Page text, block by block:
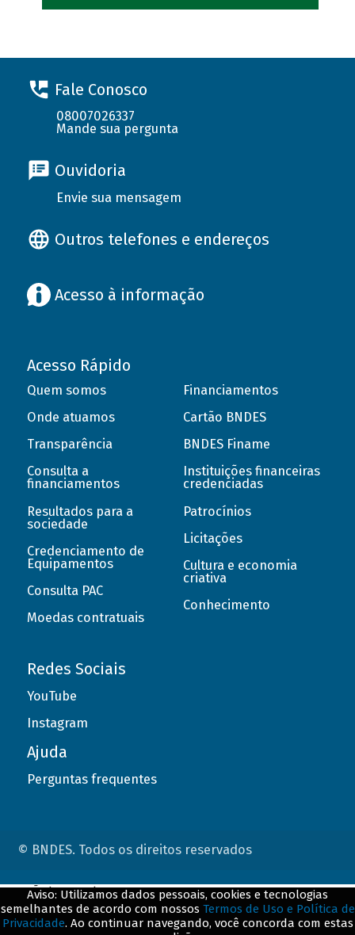
Fale Conosco
08007026337
Mande sua pergunta
Ouvidoria
Envie sua mensagem
Outros telefones e endereços
Acesso à informação
Acesso Rápido
Quem somos
Onde atuamos
Transparência
Consulta a
financiamentos
Resultados para a
sociedade
Credenciamento de
Equipamentos
Consulta PAC
Moedas contratuais
Financiamentos
Cartão BNDES
BNDES Finame
Instituições financeiras
credenciadas
Patrocínios
Licitações
Cultura e economia
criativa
Conhecimento
Redes Sociais
YouTube
Instagram
Ajuda
Perguntas frequentes
© BNDES. Todos os direitos reservados
Aviso: Utilizamos dados pessoais, cookies e tecnologias
semelhantes de acordo com nossos Termos de Uso e Política de
Privacidade. Ao continuar navegando, você concorda com estas
ConteÃºdo complementar
${title}${badge}